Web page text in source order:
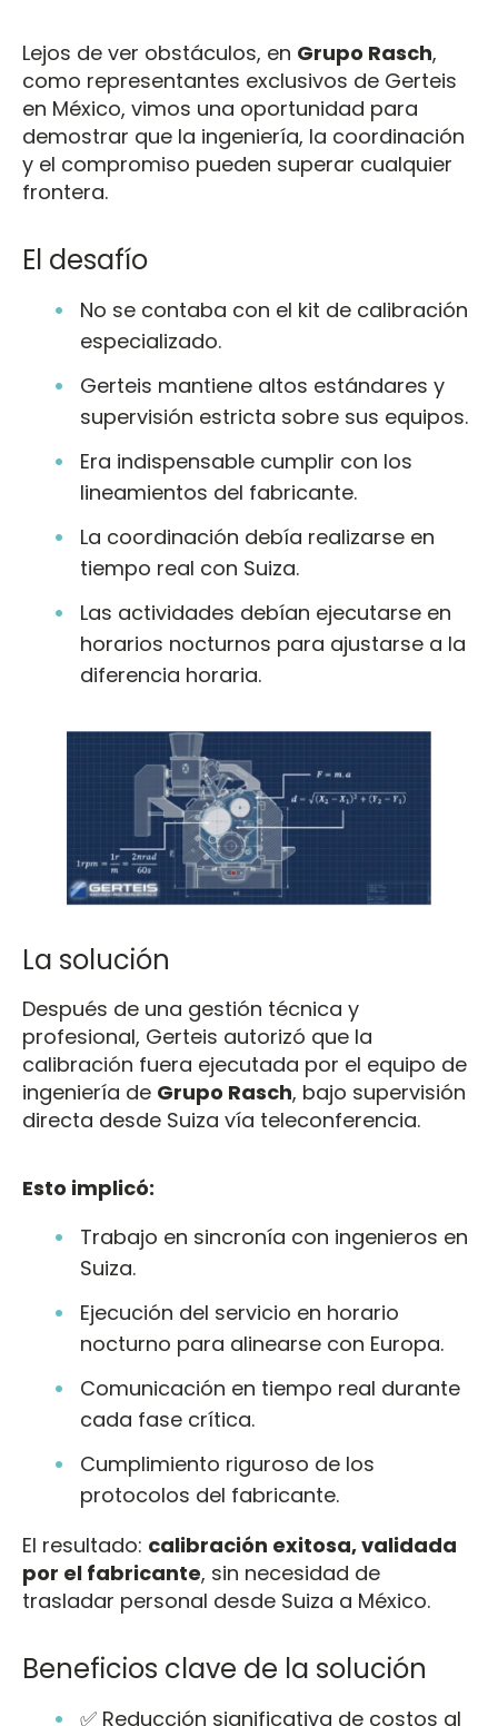
Lejos de ver obstáculos, en Grupo Rasch,
como representantes exclusivos de Gerteis
en México, vimos una oportunidad para
demostrar que la ingeniería, la coordinación
y el compromiso pueden superar cualquier
frontera.
El desafío
No se contaba con el kit de calibración
especializado.
Gerteis mantiene altos estándares y
supervisión estricta sobre sus equipos.
Era indispensable cumplir con los
lineamientos del fabricante.
La coordinación debía realizarse en
tiempo real con Suiza.
Las actividades debían ejecutarse en
horarios nocturnos para ajustarse a la
diferencia horaria.
La solución
Después de una gestión técnica y
profesional, Gerteis autorizó que la
calibración fuera ejecutada por el equipo de
ingeniería de Grupo Rasch, bajo supervisión
directa desde Suiza vía teleconferencia.
Esto implicó:
Trabajo en sincronía con ingenieros en
Suiza.
Ejecución del servicio en horario
nocturno para alinearse con Europa.
Comunicación en tiempo real durante
cada fase crítica.
Cumplimiento riguroso de los
protocolos del fabricante.
El resultado: calibración exitosa, validada
por el fabricante, sin necesidad de
trasladar personal desde Suiza a México.
Beneficios clave de la solución
✅ Reducción significativa de costos al